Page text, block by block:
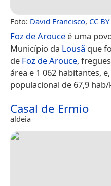
Foto: David Francisco, CC
Foz de Arouce é uma
Município da Lousã que
de Foz de Arouce,
área e 1 062 habitantes,
populacional de 67,9 hab/
Casal de Ermio
aldeia